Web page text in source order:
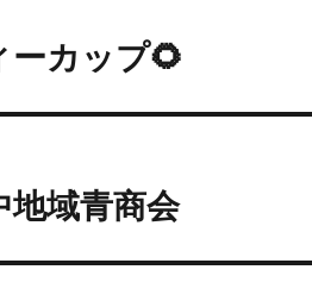
ーカップ🌻
域青商会